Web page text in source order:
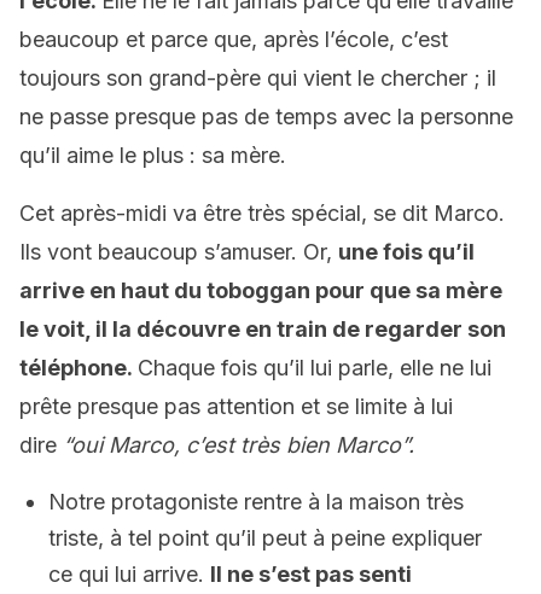
beaucoup et parce que, après l’école, c’est
toujours son grand-père qui vient le chercher ; il
ne passe presque pas de temps avec la personne
qu’il aime le plus : sa mère.
Cet après-midi va être très spécial, se dit Marco.
Ils vont beaucoup s’amuser. Or, une fois qu’il
arrive en haut du toboggan pour que sa mère
le voit, il la découvre en train de regarder son
téléphone. Chaque fois qu’il lui parle, elle ne lui
prête presque pas attention et se limite à lui
dire “oui Marco, c’est très bien Marco”.
Notre protagoniste rentre à la maison très
triste, à tel point qu’il peut à peine expliquer
ce qui lui arrive. Il ne s’est pas senti